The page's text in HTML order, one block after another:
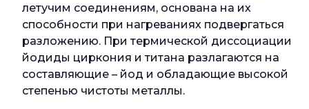
летучим соединениям, основана на их
способности при нагреваниях подвергаться
разложению. При термической диссоциации
йодиды циркония и титана разлагаются на
составляющие – йод и обладающие высокой
степенью чистоты металлы.